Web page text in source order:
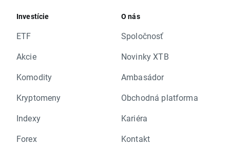
Investície
ETF
Akcie
Komodity
Kryptomeny
Indexy
Forex
O nás
Spoločnosť
Novinky XTB
Ambasádor
Obchodná platforma
Kariéra
Kontakt